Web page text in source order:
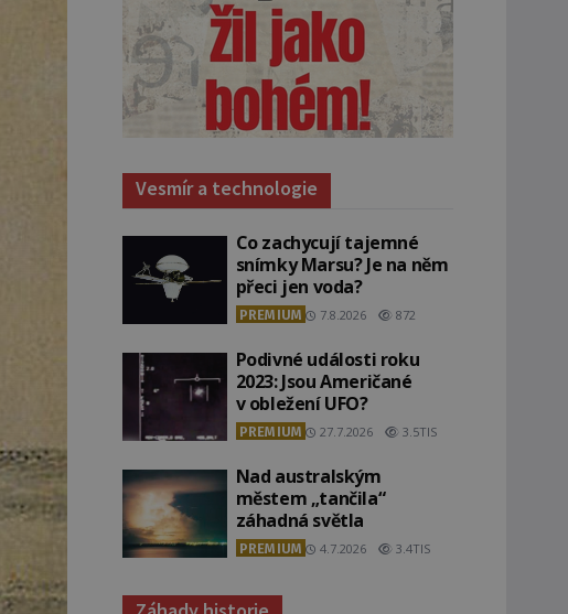
Vesmír a technologie
Co zachycují tajemné
snímky Marsu? Je na něm
přeci jen voda?
PREMIUM 7.8.2026 872
Podivné události roku
2023: Jsou Američané
v obležení UFO?
PREMIUM 27.7.2026 3.5TIS
Nad australským
městem „tančila“
záhadná světla
PREMIUM 4.7.2026 3.4TIS